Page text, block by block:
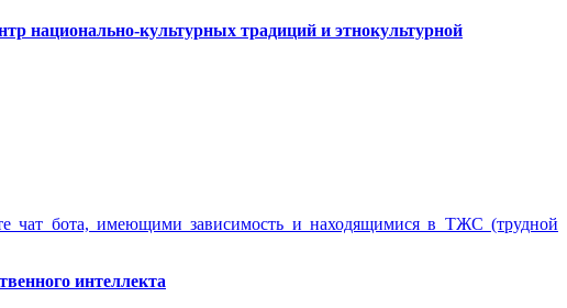
национально-культурных традиций и этнокультурной
чат бота, имеющими зависимость и находящимися в ТЖС (трудной
интеллекта